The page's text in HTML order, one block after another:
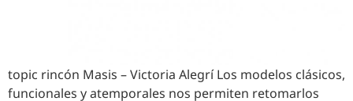
topic rincón Masis – Victoria Alegrí Los modelos clásicos,
funcionales y atemporales nos permiten retomarlos